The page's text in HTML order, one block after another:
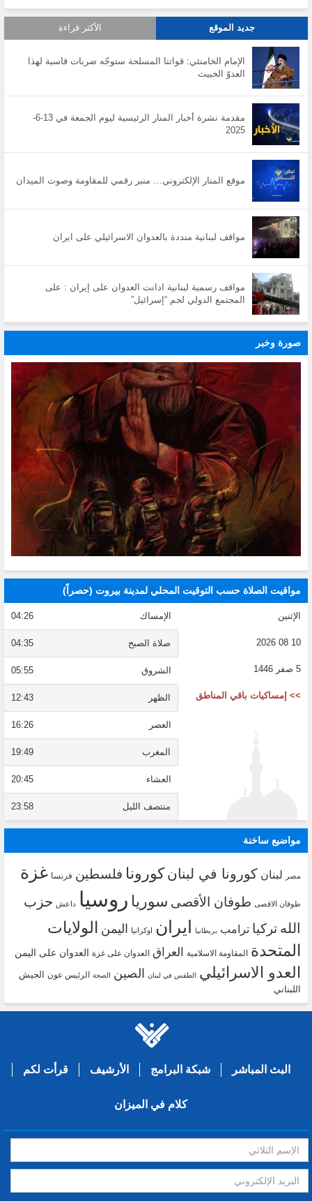
جديد الموقع الأكثر قراءة
الإمام الخامنئي: قواتنا المسلحة ستوجّه ضربات قاسية لهذا
العدوّ الخبيث
مقدمة نشرة أخبار المنار الرئيسية ليوم الجمعة في 13-6-
2025
موقع المنار الإلكتروني… منبر رقمي للمقاومة وصوت الميدان
مواقف لبنانية منددة بالعدوان الاسرائيلي على ايران
مواقف رسمية لبنانية ادانت العدوان على إيران : على
المجتمع الدولي لجم “إسرائيل”
صورة وخبر
مواقيت الصلاة حسب التوقيت المحلي لمدينة بيروت (حصراً)
الإثنين
10 08 2026
5 صفر 1446
>> إمساكيات باقي المناطق
الإمساك 04:26
صلاة الصبح 04:35
الشروق 05:55
الظهر 12:43
العصر 16:26
المغرب 19:49
العشاء 20:45
منتصف الليل 23:58
مواضيع ساخنة
مصر لبنان كورونا في لبنانكورونا فلسطين فرنسا غزة
طوفان الاقصى طوفان الأقصى سوريا روسيا داعش حزب
الله تركيا ترامب بريطانيا ايران اوكرانيا اليمن الولايات
المتحدة المقاومة الاسلامية العراق العدوان على غزة العدوان على اليمن
العدو الاسرائيلي الطقس في لبنان الصين الصحة الرئيس عون الجيش
اللبناني
البث المباشر شبكة البرامج الأرشيف قرأت لكم
كلام في الميزان